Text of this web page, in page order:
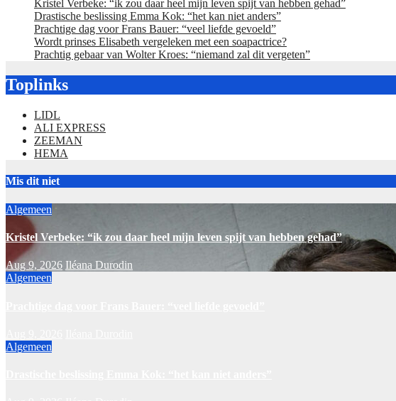
Kristel Verbeke: “ik zou daar heel mijn leven spijt van hebben gehad”
Drastische beslissing Emma Kok: “het kan niet anders”
Prachtige dag voor Frans Bauer: “veel liefde gevoeld”
Wordt prinses Elisabeth vergeleken met een soapactrice?
Prachtig gebaar van Wolter Kroes: “niemand zal dit vergeten”
Toplinks
LIDL
ALI EXPRESS
ZEEMAN
HEMA
Mis dit niet
Algemeen
Kristel Verbeke: “ik zou daar heel mijn leven spijt van hebben gehad”
Aug 9, 2026 Iléana Durodin
Algemeen
Algemeen